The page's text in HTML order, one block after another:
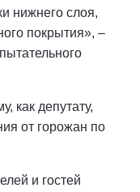
нижнего слоя,
покрытия», –
как депутату,
от горожан по
и гостей